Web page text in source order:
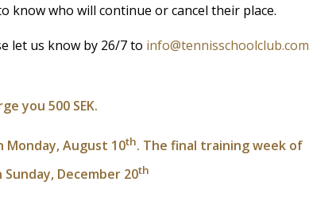
know who will continue or cancel their place.
let us know by 26/7 to info@tennisschoolclub.com
you 500 SEK.
August 10th. The final training week of
December 20th